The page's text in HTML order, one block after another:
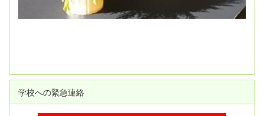
学校への緊急連絡